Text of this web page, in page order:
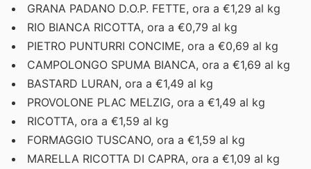
GRANA PADANO D.O.P. FETTE, ora a €1,29 al kg
RIO BIANCA RICOTTA, ora a €0,79 al kg
PIETRO PUNTURRI CONCIME, ora a €0,69 al kg
CAMPOLONGO SPUMA BIANCA, ora a €1,69 al kg
BASTARD LURAN, ora a €1,49 al kg
PROVOLONE PLAC MELZIG, ora a €1,49 al kg
RICOTTA, ora a €1,59 al kg
FORMAGGIO TUSCANO, ora a €1,59 al kg
MARELLA RICOTTA DI CAPRA, ora a €1,09 al kg